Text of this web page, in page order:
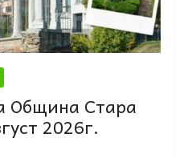
Община Стара
2026г.